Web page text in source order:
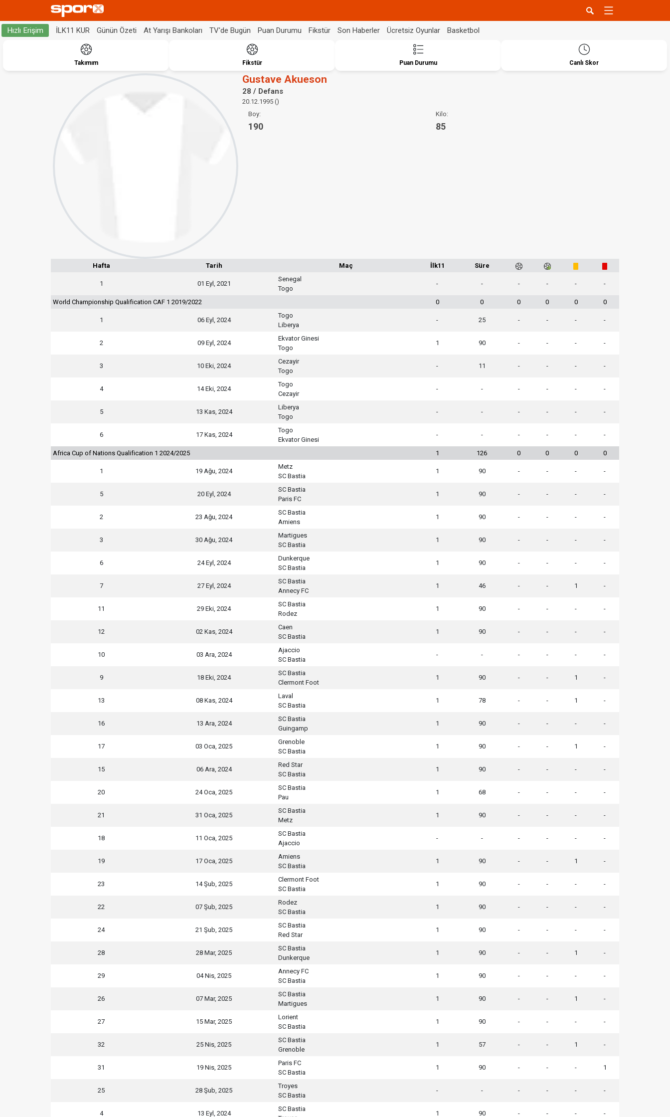
Hızlı Erişim İLK11 KUR Günün Özeti At Yarışı Bankoları TV'de Bugün Puan Durumu Fikstür Son Haberler Ücretsiz Oyunlar Basketbol
Takımım Fikstür Puan Durumu Canlı Skor
Gustave Akueson
28 / Defans
20.12.1995 ()
Boy:
190
Kilo:
85
Hafta Tarih Maç İlk11 Süre
1 01 Eyl, 2021
Senegal
Togo
- - - - - -
World Championship Qualification CAF 1 2019/2022 0 0 0 0 0 0
1 06 Eyl, 2024
Togo
Liberya
- 25 - - - -
2 09 Eyl, 2024
Ekvator Ginesi
Togo
1 90 - - - -
3 10 Eki, 2024
Cezayir
Togo
- 11 - - - -
4 14 Eki, 2024
Togo
Cezayir
- - - - - -
5 13 Kas, 2024
Liberya
Togo
- - - - - -
6 17 Kas, 2024
Togo
Ekvator Ginesi
- - - - - -
Africa Cup of Nations Qualification 1 2024/2025 1 126 0 0 0 0
1 19 Ağu, 2024
Metz
SC Bastia
1 90 - - - -
5 20 Eyl, 2024
SC Bastia
Paris FC
1 90 - - - -
2 23 Ağu, 2024
SC Bastia
Amiens
1 90 - - - -
3 30 Ağu, 2024
Martigues
SC Bastia
1 90 - - - -
6 24 Eyl, 2024
Dunkerque
SC Bastia
1 90 - - - -
7 27 Eyl, 2024
SC Bastia
Annecy FC
1 46 - - 1 -
11 29 Eki, 2024
SC Bastia
Rodez
1 90 - - - -
12 02 Kas, 2024
Caen
SC Bastia
1 90 - - - -
10 03 Ara, 2024
Ajaccio
SC Bastia
- - - - - -
9 18 Eki, 2024
SC Bastia
Clermont Foot
1 90 - - 1 -
13 08 Kas, 2024
Laval
SC Bastia
1 78 - - 1 -
16 13 Ara, 2024
SC Bastia
Guingamp
1 90 - - - -
17 03 Oca, 2025
Grenoble
SC Bastia
1 90 - - 1 -
15 06 Ara, 2024
Red Star
SC Bastia
1 90 - - - -
20 24 Oca, 2025
SC Bastia
Pau
1 68 - - - -
21 31 Oca, 2025
SC Bastia
Metz
1 90 - - - -
18 11 Oca, 2025
SC Bastia
Ajaccio
- - - - - -
19 17 Oca, 2025
Amiens
SC Bastia
1 90 - - 1 -
23 14 Şub, 2025
Clermont Foot
SC Bastia
1 90 - - - -
22 07 Şub, 2025
Rodez
SC Bastia
1 90 - - - -
24 21 Şub, 2025
SC Bastia
Red Star
1 90 - - - -
28 28 Mar, 2025
SC Bastia
Dunkerque
1 90 - - 1 -
29 04 Nis, 2025
Annecy FC
SC Bastia
1 90 - - - -
26 07 Mar, 2025
SC Bastia
Martigues
1 90 - - 1 -
27 15 Mar, 2025
Lorient
SC Bastia
1 90 - - - -
32 25 Nis, 2025
SC Bastia
Grenoble
1 57 - - 1 -
31 19 Nis, 2025
Paris FC
SC Bastia
1 90 - - - 1
25 28 Şub, 2025
Troyes
SC Bastia
- - - - - -
4 13 Eyl, 2024
SC Bastia
1 90 - - - -